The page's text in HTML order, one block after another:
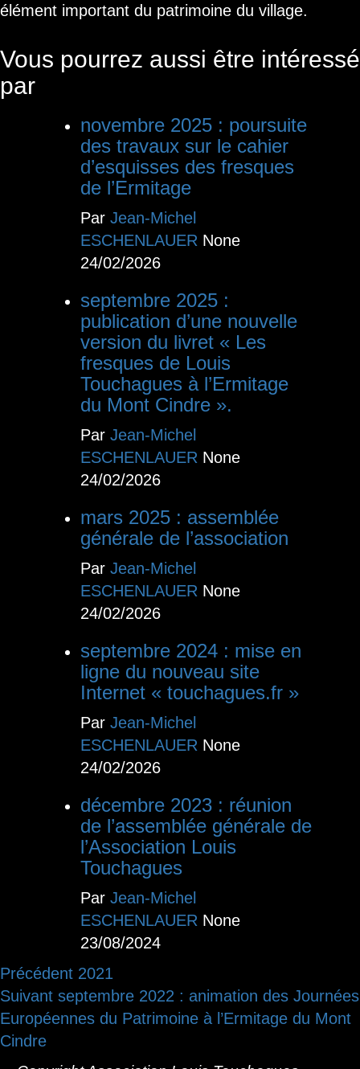
élément important du patrimoine du village.
Vous pourrez aussi être intéressé
par
novembre 2025 : poursuite
des travaux sur le cahier
d’esquisses des fresques
de l’Ermitage
Par Jean-Michel
ESCHENLAUER None
24/02/2026
septembre 2025 :
publication d’une nouvelle
version du livret « Les
fresques de Louis
Touchagues à l’Ermitage
du Mont Cindre ».
Par Jean-Michel
ESCHENLAUER None
24/02/2026
mars 2025 : assemblée
générale de l’association
Par Jean-Michel
ESCHENLAUER None
24/02/2026
septembre 2024 : mise en
ligne du nouveau site
Internet « touchagues.fr »
Par Jean-Michel
ESCHENLAUER None
24/02/2026
décembre 2023 : réunion
de l’assemblée générale de
l’Association Louis
Touchagues
Par Jean-Michel
ESCHENLAUER None
23/08/2024
Navigation
d’article
Précédent 2021
Suivant septembre 2022 : animation des Journées
Européennes du Patrimoine à l’Ermitage du Mont
Cindre